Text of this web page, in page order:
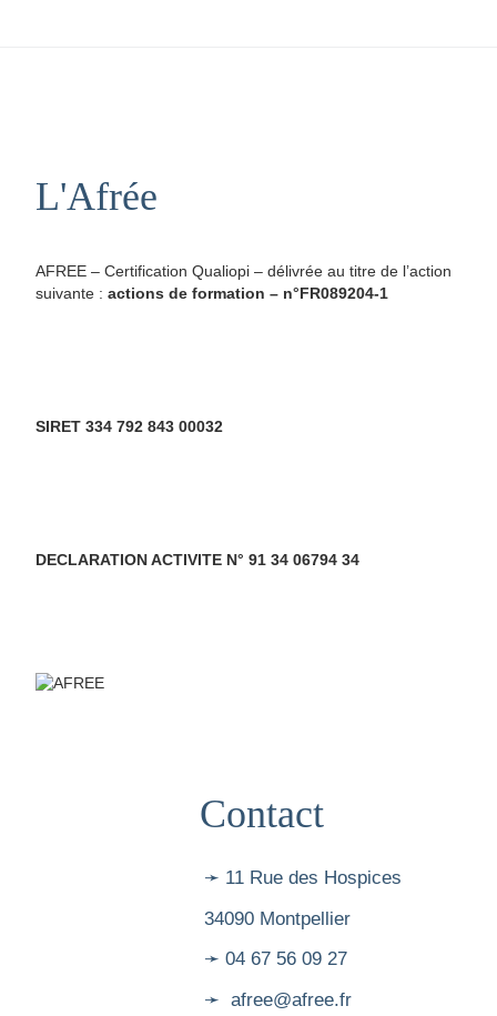
L'Afrée
AFREE – Certification Qualiopi – délivrée au titre de l’action
suivante : actions de formation – n°FR089204-1
SIRET 334 792 843 00032
DECLARATION ACTIVITE N° 91 34 06794 34
Contact
➛ 11 Rue des Hospices
34090 Montpellier
➛ 04 67 56 09 27
➛ afree@afree.fr